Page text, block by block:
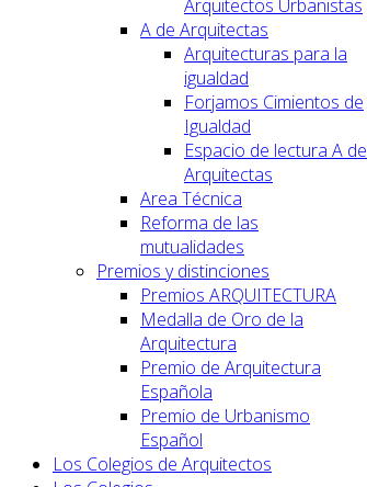
Arquitectos Urbanistas
A de Arquitectas
Arquitecturas para la
igualdad
Forjamos Cimientos de
Igualdad
Espacio de lectura A de
Arquitectas
Area Técnica
Reforma de las
mutualidades
Premios y distinciones
Premios ARQUITECTURA
Medalla de Oro de la
Arquitectura
Premio de Arquitectura
Española
Premio de Urbanismo
Español
Los Colegios de Arquitectos